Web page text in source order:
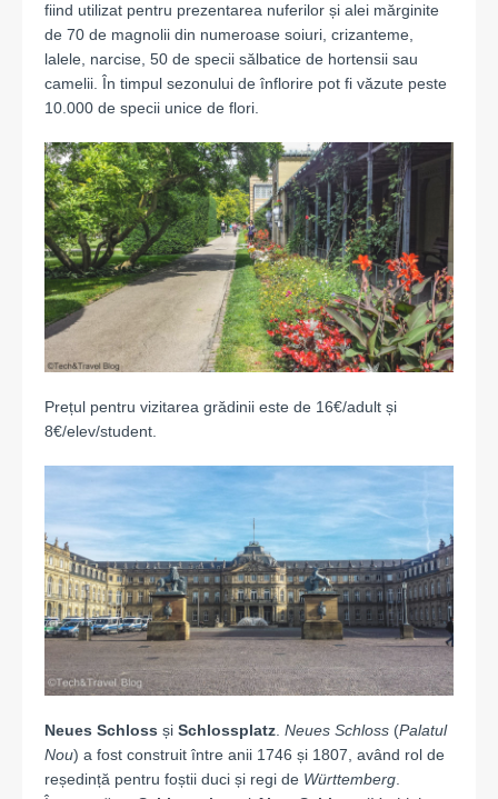
fiind utilizat pentru prezentarea nuferilor și alei mărginite
de 70 de magnolii din numeroase soiuri, crizanteme,
lalele, narcise, 50 de specii sălbatice de hortensii sau
camelii. În timpul sezonului de înflorire pot fi văzute peste
10.000 de specii unice de flori.
Prețul pentru vizitarea grădinii este de 16€/adult și
8€/elev/student.
Neues Schloss și Schlossplatz. Neues Schloss (Palatul
Nou) a fost construit între anii 1746 și 1807, având rol de
reședință pentru foștii duci și regi de Württemberg.